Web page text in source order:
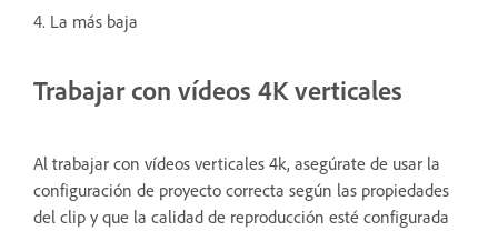
4. La más baja
Trabajar con vídeos 4K verticales
Al trabajar con vídeos verticales 4k, asegúrate de usar la
configuración de proyecto correcta según las propiedades
del clip y que la calidad de reproducción esté configurada